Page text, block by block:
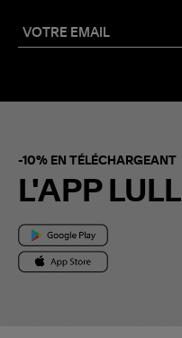
-10% EN TÉLÉCHARGEANT
L'APP LULLI